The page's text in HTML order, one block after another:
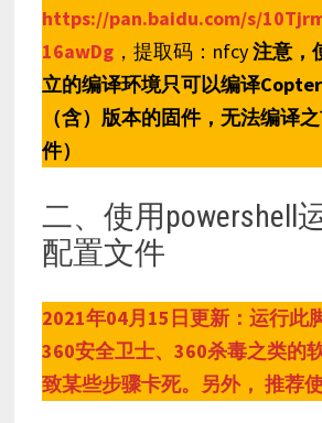
https://pan.baidu.com/s/
16awDg，提取码：nfcy注意，
立的编译环境只可以编译
（含）版本的固件，无法编译
件）
二、使用powershell
配置文件
2021年04月15日更新：运行此
360安全卫士、360杀毒之类的
致某些步骤卡死。另外， 推荐